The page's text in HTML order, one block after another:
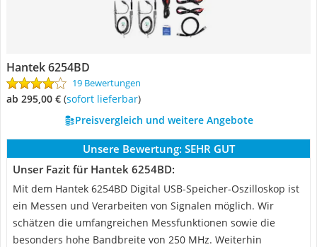
Hantek 6254BD
19 Bewertungen
ab 295,00 € ( Sofort lieferbar)
Preisvergleich und weitere Angebote
Unsere Bewertung: SEHR GUT
Unser Fazit für Hantek 6254BD:
Mit dem Hantek 6254BD Digital USB-Speicher-Oszilloskop ist
ein Messen und Verarbeiten von Signalen möglich. Wir
schätzen die umfangreichen Messfunktionen sowie die
besonders hohe Bandbreite von 250 MHz. Weiterhin